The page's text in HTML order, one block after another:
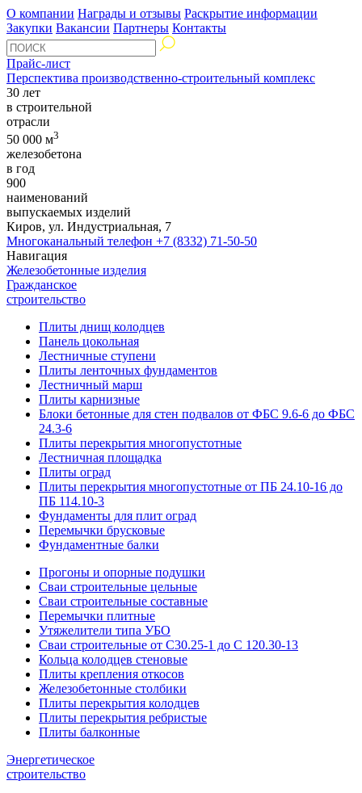
О компании Награды и отзывы Раскрытие информации
Закупки Вакансии Партнеры Контакты
Прайс-лист
Перспектива производственно-строительный комплекс
30 лет
в строительной
отрасли
50 000 м3
железобетона
в год
900
наименований
выпускаемых изделий
Киров, ул. Индустриальная, 7
Многоканальный телефон +7 (8332) 71-50-50
Навигация
Железобетонные изделия
Гражданское
строительство
Плиты днищ колодцев
Панель цокольная
Лестничные ступени
Плиты ленточных фундаментов
Лестничный марш
Плиты карнизные
Блоки бетонные для стен подвалов от ФБС 9.6-6 до ФБС
24.3-6
Плиты перекрытия многопустотные
Лестничная площадка
Плиты оград
Плиты перекрытия многопустотные от ПБ 24.10-16 до
ПБ 114.10-3
Фундаменты для плит оград
Перемычки брусковые
Фундаментные балки
Прогоны и опорные подушки
Сваи строительные цельные
Сваи строительные составные
Перемычки плитные
Утяжелители типа УБО
Сваи строительные от С30.25-1 до С 120.30-13
Кольца колодцев стеновые
Плиты крепления откосов
Железобетонные столбики
Плиты перекрытия колодцев
Плиты перекрытия ребристые
Плиты балконные
Энергетическое
строительство